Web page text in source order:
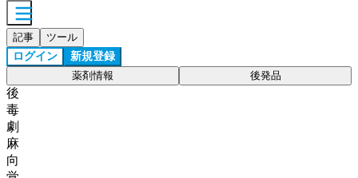
記事 ツール
ログイン 新規登録
薬剤情報 後発品
後
毒
劇
麻
向